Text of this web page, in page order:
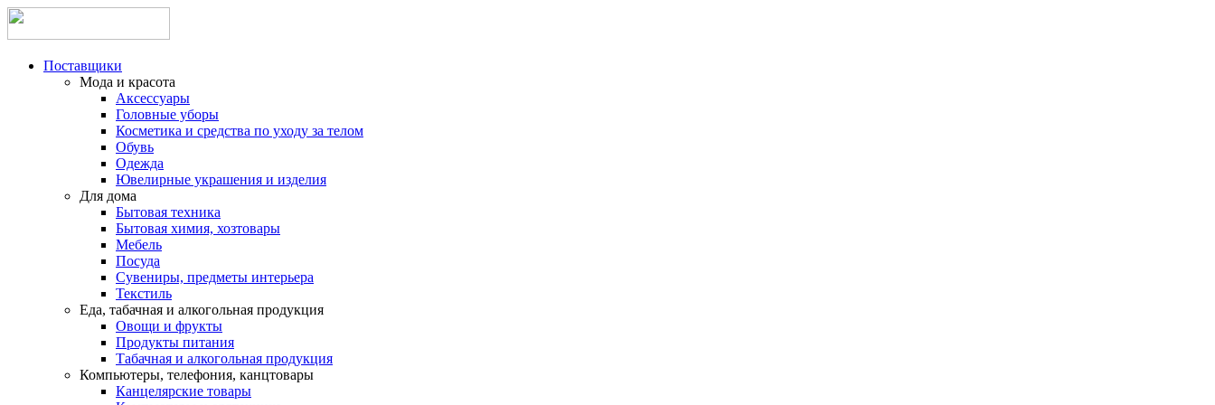
Поставщики
Мода и красота
Аксессуары
Головные уборы
Косметика и средства по уходу за телом
Обувь
Одежда
Ювелирные украшения и изделия
Для дома
Бытовая техника
Бытовая химия, хозтовары
Мебель
Посуда
Сувениры, предметы интерьера
Текстиль
Еда, табачная и алкогольная продукция
Овощи и фрукты
Продукты питания
Табачная и алкогольная продукция
Компьютеры, телефония, канцтовары
Канцелярские товары